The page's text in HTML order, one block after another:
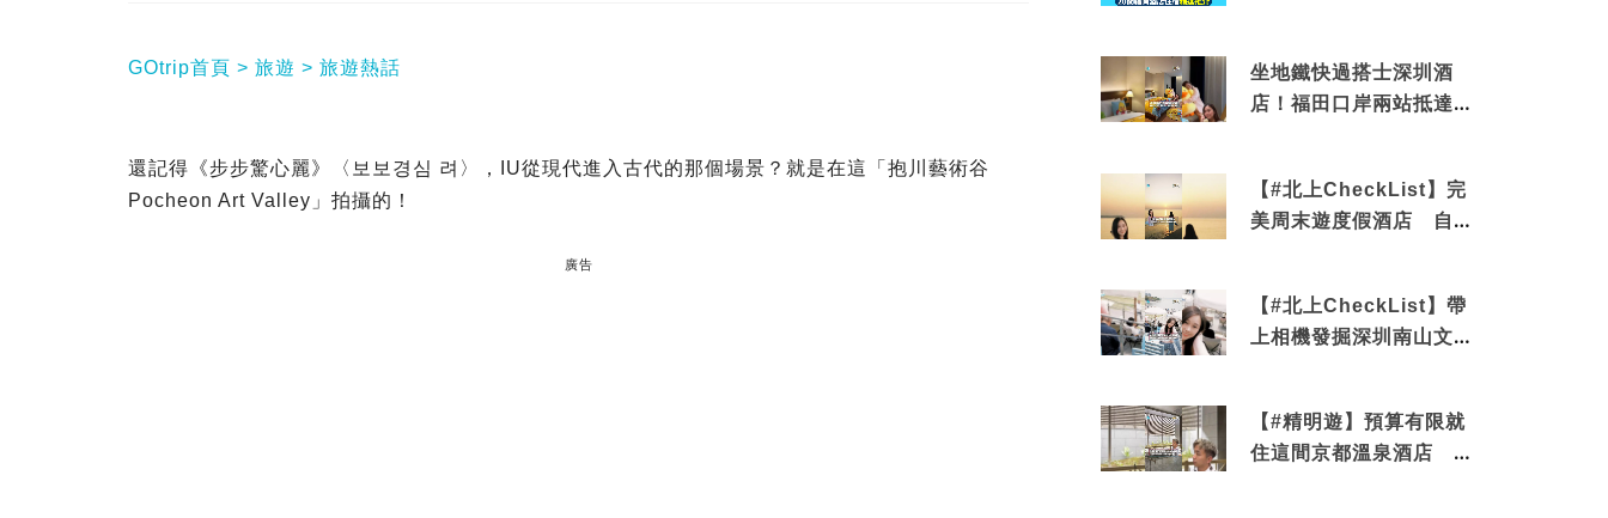
GOtrip首頁 旅遊 旅遊熱話
還記得《步步驚心麗》〈보보경심 려〉，IU從現代進入古代的那個場景？就是在這「抱川藝術谷
Pocheon Art Valley」拍攝的！
廣告
坐地鐵快過搭士深圳酒
店！福田口岸兩站抵達
【#北上CheckList】完
美周末遊度假酒店 自帶
【#北上CheckList】帶
上相機發掘深圳南山文藝
【#精明遊】預算有限就
住這間京都溫泉酒店 車